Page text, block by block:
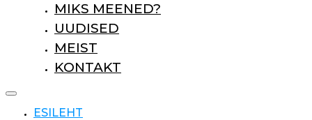
MIKS MEENED?
UUDISED
MEIST
KONTAKT
ESILEHT